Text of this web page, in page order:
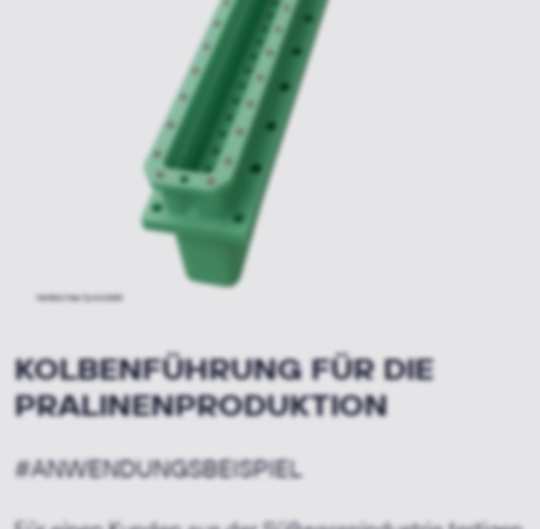
KOLBENFÜHRUNG FÜR DIE
PRALINENPRODUKTION
#ANWENDUNGSBEISPIEL